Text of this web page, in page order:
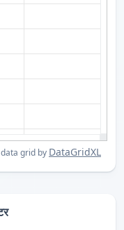
data grid by DataGridXL